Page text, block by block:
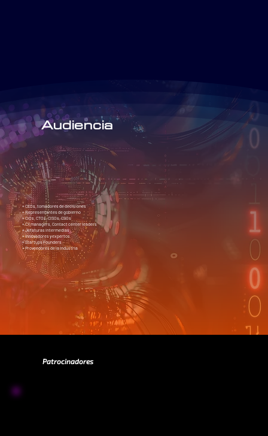
Audiencia
+ CEOs, tomadores de decisiones
+ Representantes de gobierno
+ CIOs, CTOs, CISOs, CSOs
+ CX managers, Contact center leaders
+ Jefaturas intermedias
+ Innovadores y expertos
+ Startups Founders
+ Proveedores de la industria
Patrocinadores